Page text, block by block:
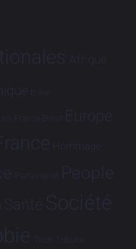
Afrique
Brève
France-Brésil Europe
Hommage
Partenariat People
Santé Société
Tech Tribune